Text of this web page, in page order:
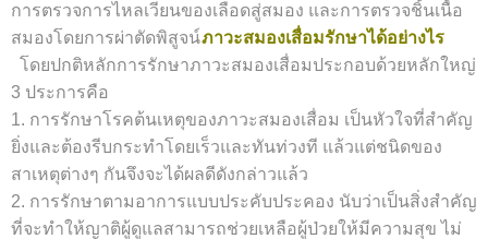
การตรวจการไหลเวียนของเลือดสู่สมอง และการตรวจชิ้นเนื้อ
สมองโดยการผ่าตัดพิสูจน์ภาวะสมองเสื่อมรักษาได้อย่างไร
โดยปกติหลักการรักษาภาวะสมองเสื่อมประกอบด้วยหลักใหญ่
3 ประการคือ
1. การรักษาโรคต้นเหตุของภาวะสมองเสื่อม เป็นหัวใจที่สำคัญ
ยิ่งและต้องรีบกระทำโดยเร็วและทันท่วงที แล้วแต่ชนิดของ
สาเหตุต่างๆ กันจึงจะได้ผลดีดังกล่าวแล้ว
2. การรักษาตามอาการแบบประคับประคอง นับว่าเป็นสิ่งสำคัญ
ที่จะทำให้ญาติผู้ดูแลสามารถช่วยเหลือผู้ป่วยให้มีความสุข ไม่